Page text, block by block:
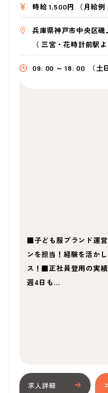
時給 1,500円 （月給例
兵庫県神戸市中央区磯
（三宮・花時計前駅
09: 00 ～ 18: 00 （土
■子ども服ブランド運
ンを担当！経験を活か
ス！■正社員登用の実
週4日も…
求人詳細